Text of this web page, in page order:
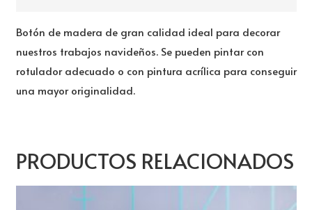
Botón de madera de gran calidad ideal para decorar
nuestros trabajos navideños. Se pueden pintar con
rotulador adecuado o con pintura acrílica para conseguir
una mayor originalidad.
PRODUCTOS RELACIONADOS